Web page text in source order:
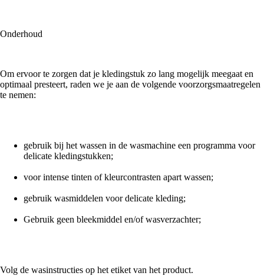
Onderhoud
Om ervoor te zorgen dat je kledingstuk zo lang mogelijk meegaat en
optimaal presteert, raden we je aan de volgende voorzorgsmaatregelen
te nemen:
gebruik bij het wassen in de wasmachine een programma voor
delicate kledingstukken;
voor intense tinten of kleurcontrasten apart wassen;
gebruik wasmiddelen voor delicate kleding;
Gebruik geen bleekmiddel en/of wasverzachter;
Volg de wasinstructies op het etiket van het product.